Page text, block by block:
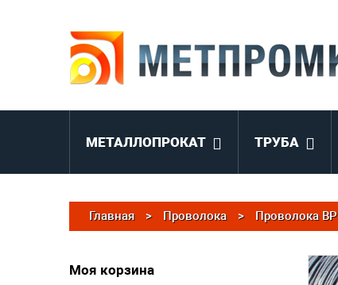
МЕТАЛЛОПРОКАТ ТРУБА
Главная > Проволока > Проволока ВР
Моя корзина